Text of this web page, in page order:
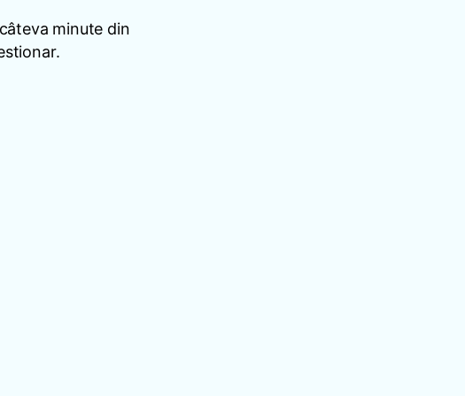
minute din